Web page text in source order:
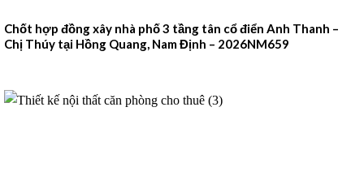
Chốt hợp đồng xây nhà phố 3 tầng tân cổ điển Anh Thanh –
Chị Thúy tại Hồng Quang, Nam Định – 2026NM659